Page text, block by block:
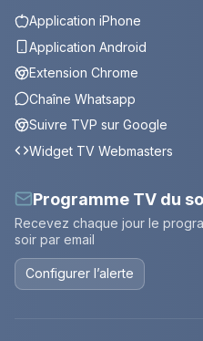
Application iPhone
Application Android
Extension Chrome
Chaîne Whatsapp
Suivre TVP sur Google
Widget TV Webmasters
Programme TV du
Recevez chaque jour le
soir par email
Configurer l’alerte